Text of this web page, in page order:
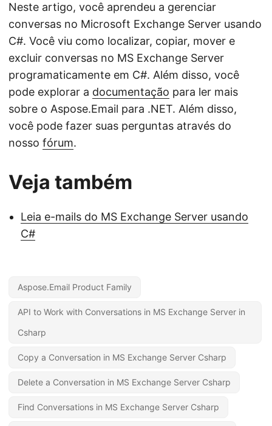
Neste artigo, você aprendeu a gerenciar
conversas no Microsoft Exchange Server usando
C#. Você viu como localizar, copiar, mover e
excluir conversas no MS Exchange Server
programaticamente em C#. Além disso, você
pode explorar a documentação para ler mais
sobre o Aspose.Email para .NET. Além disso,
você pode fazer suas perguntas através do
nosso fórum.
Veja também
Leia e-mails do MS Exchange Server usando
C#
Aspose.Email Product Family
API to Work with Conversations in MS Exchange Server in
Csharp
Copy a Conversation in MS Exchange Server Csharp
Delete a Conversation in MS Exchange Server Csharp
Find Conversations in MS Exchange Server Csharp